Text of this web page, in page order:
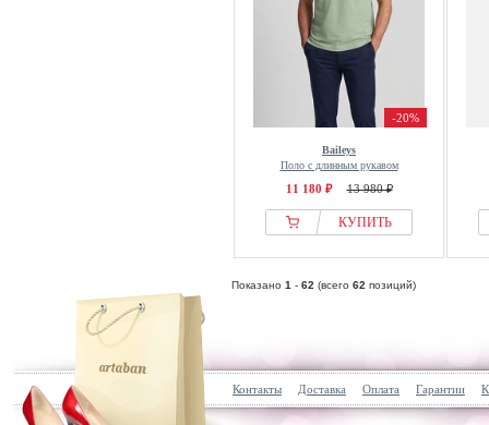
-20%
Baileys
Поло с длинным рукавом
11 180 ₽ 13 980 ₽
КУПИТЬ
Показано 1 - 62 (всего 62 позиций)
Контакты Доставка Оплата Гарантии